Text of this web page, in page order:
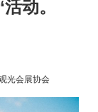
动。
光会展协会